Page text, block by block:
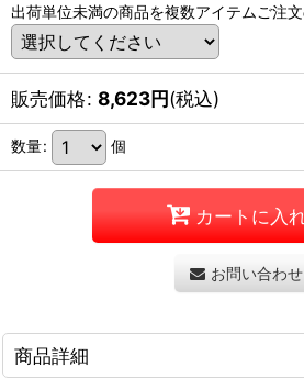
出荷単位未満の商品を複数アイテムご注
販売価格: 8,623円(税込)
数量: 個
カートに入
お問い合わせ
商品詳細